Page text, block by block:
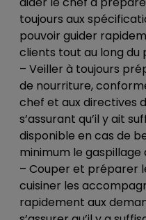
toujours aux
pouvoir guider
clients tout au long du
– Veiller à toujours
de nourriture,
chef et aux directives
s’assurant qu’il y ait
disponible en cas de
minimum le gaspillage
– Couper et préparer
cuisiner les
rapidement aux